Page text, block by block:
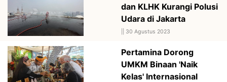
dan KLHK Kurangi Polusi
Udara di Jakarta
30 Agustus 2023
Pertamina Dorong
UMKM Binaan 'Naik
Kelas' Internasional